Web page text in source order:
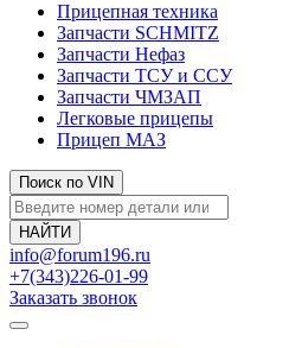
Прицепная техника
Запчасти SCHMITZ
Запчасти Нефаз
Запчасти ТСУ и ССУ
Запчасти ЧМЗАП
Легковые прицепы
Прицеп МАЗ
Поиск по VIN
info@forum196.ru
+7(343)226-01-99
Заказать звонок